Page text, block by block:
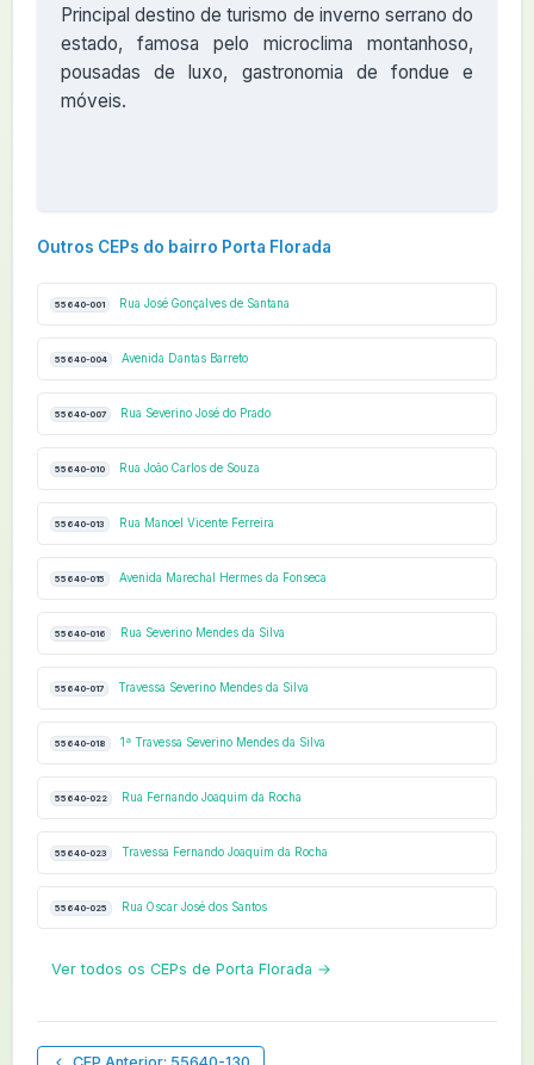
Principal destino de turismo de inverno serrano do
estado, famosa pelo microclima montanhoso,
pousadas de luxo, gastronomia de fondue e
móveis.
Outros CEPs do bairro Porta Florada
55640-001 Rua José Gonçalves de Santana
55640-004 Avenida Dantas Barreto
55640-007 Rua Severino José do Prado
55640-010 Rua João Carlos de Souza
55640-013 Rua Manoel Vicente Ferreira
55640-015 Avenida Marechal Hermes da Fonseca
55640-016 Rua Severino Mendes da Silva
55640-017 Travessa Severino Mendes da Silva
55640-018 1ª Travessa Severino Mendes da Silva
55640-022 Rua Fernando Joaquim da Rocha
55640-023 Travessa Fernando Joaquim da Rocha
55640-025 Rua Oscar José dos Santos
Ver todos os CEPs de Porta Florada →